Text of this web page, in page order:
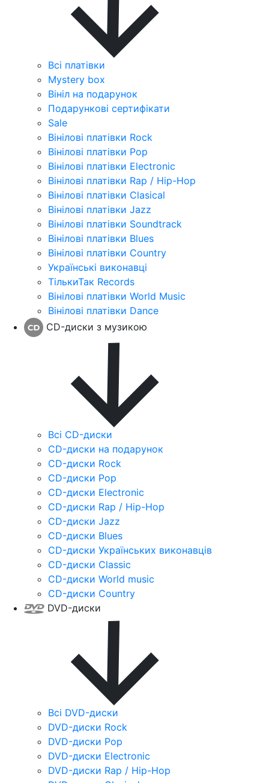
Всі платівки
Mystery box
Вініл на подарунок
Подарункові сертифікати
Sale
Вінілові платівки Rock
Вінілові платівки Pop
Вінілові платівки Electronic
Вінілові платівки Rap / Hip-Hop
Вінілові платівки Clasical
Вінілові платівки Jazz
Вінілові платівки Soundtrack
Вінілові платівки Blues
Вінілові платівки Country
Українські виконавці
ТількиТак Records
Вінілові платівки World Music
Вінілові платівки Dance
CD-диски з музикою
Всі CD-диски
CD-диски на подарунок
CD-диски Rock
CD-диски Pop
CD-диски Electronic
CD-диски Rap / Hip-Hop
CD-диски Jazz
CD-диски Blues
CD-диски Українських виконавців
CD-диски Classic
CD-диски World music
CD-диски Country
DVD-диски
Всі DVD-диски
DVD-диски Rock
DVD-диски Pop
DVD-диски Electronic
DVD-диски Rap / Hip-Hop